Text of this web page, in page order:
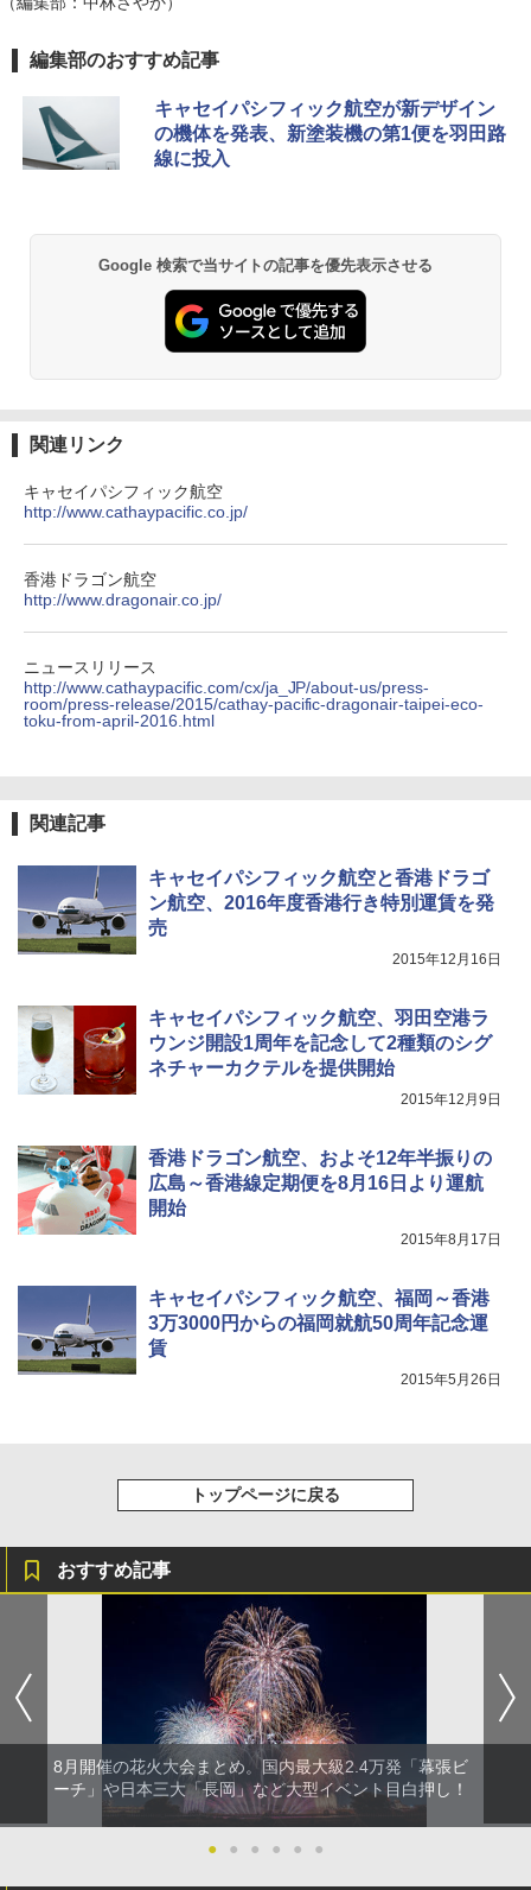
[キャンパーズコレクション 山善] ポップアッ
プテント 傘みたいに広げて畳める パッとサ
ッとサンシェード キューブ フルクローズ メ
ッシュ 簡単設置 ワンタッチテント キャンプ
&ハイキング カーキ PATC-150(KH)
ト プライバシー テント 【中が透けない】 1
人用 折りたたみ 防災グッズ 災害用トイレ ビ
ーチ ピクニック ポップアップテント 携帯 簡
易 トイレテント (ブラック)
500002(88859)
￥5,999
[キャンパーズコレクション 山善] 傘みたいに
広げるだけ パッとサッとテント ブラックコ
ーティング フルクローズ メッシュ 3-4人用
￥9,990
ATCW-150B エクルベージュ
￥-
DEWEL パラソル 大型 ビーチ アウトドアパ
ラソル ガーデン サイトシート付 折りたたみ
防水 UVカット 4段階高さ調整 軽量 収納袋付
き
￥6,459
レーム テント
￥14,800
GRANDOOR ステンレス保冷剤 2個セット 2
ップ 9FORTY AFrame 15226380 NER37C00
サーフライダーファウンデーション Surfride
r Foundation コラボ Aフレーム メンズ レデ
ィース 帽子 スナップバック a-frame 9フォー
￥4,400
付き ヒグマ・イノシシ対策 自治体・教育機
関の購入実績 登山・キャンプ・アウトドア・
防災用品 長期保存可能 緊急時用 日本国内発
編集部のおすすめ記事
キャセイパシフィック航空が新デザイン
の機体を発表、新塗装機の第1便を羽田路
線に投入
Google 検索で当サイトの記事を優先表示させる
関連リンク
キャセイパシフィック航空
http://www.cathaypacific.co.jp/
香港ドラゴン航空
http://www.dragonair.co.jp/
ニュースリリース
http://www.cathaypacific.com/cx/ja_JP/about-us/press-
room/press-release/2015/cathay-pacific-dragonair-taipei-eco-
toku-from-april-2016.html
関連記事
キャセイパシフィック航空と香港ドラゴ
ン航空、2016年度香港行き特別運賃を発
売
2015年12月16日
キャセイパシフィック航空、羽田空港ラ
ウンジ開設1周年を記念して2種類のシグ
ネチャーカクテルを提供開始
2015年12月9日
香港ドラゴン航空、およそ12年半振りの
広島～香港線定期便を8月16日より運航
開始
2015年8月17日
キャセイパシフィック航空、福岡～香港
3万3000円からの福岡就航50周年記念運
賃
2015年5月26日
トップページに戻る
おすすめ記事
8月開催の花火大会まとめ。国内最大級2.4万発「幕張ビ
ーチ」や日本三大「長岡」など大型イベント目白押し！
● ● ● ● ● ●